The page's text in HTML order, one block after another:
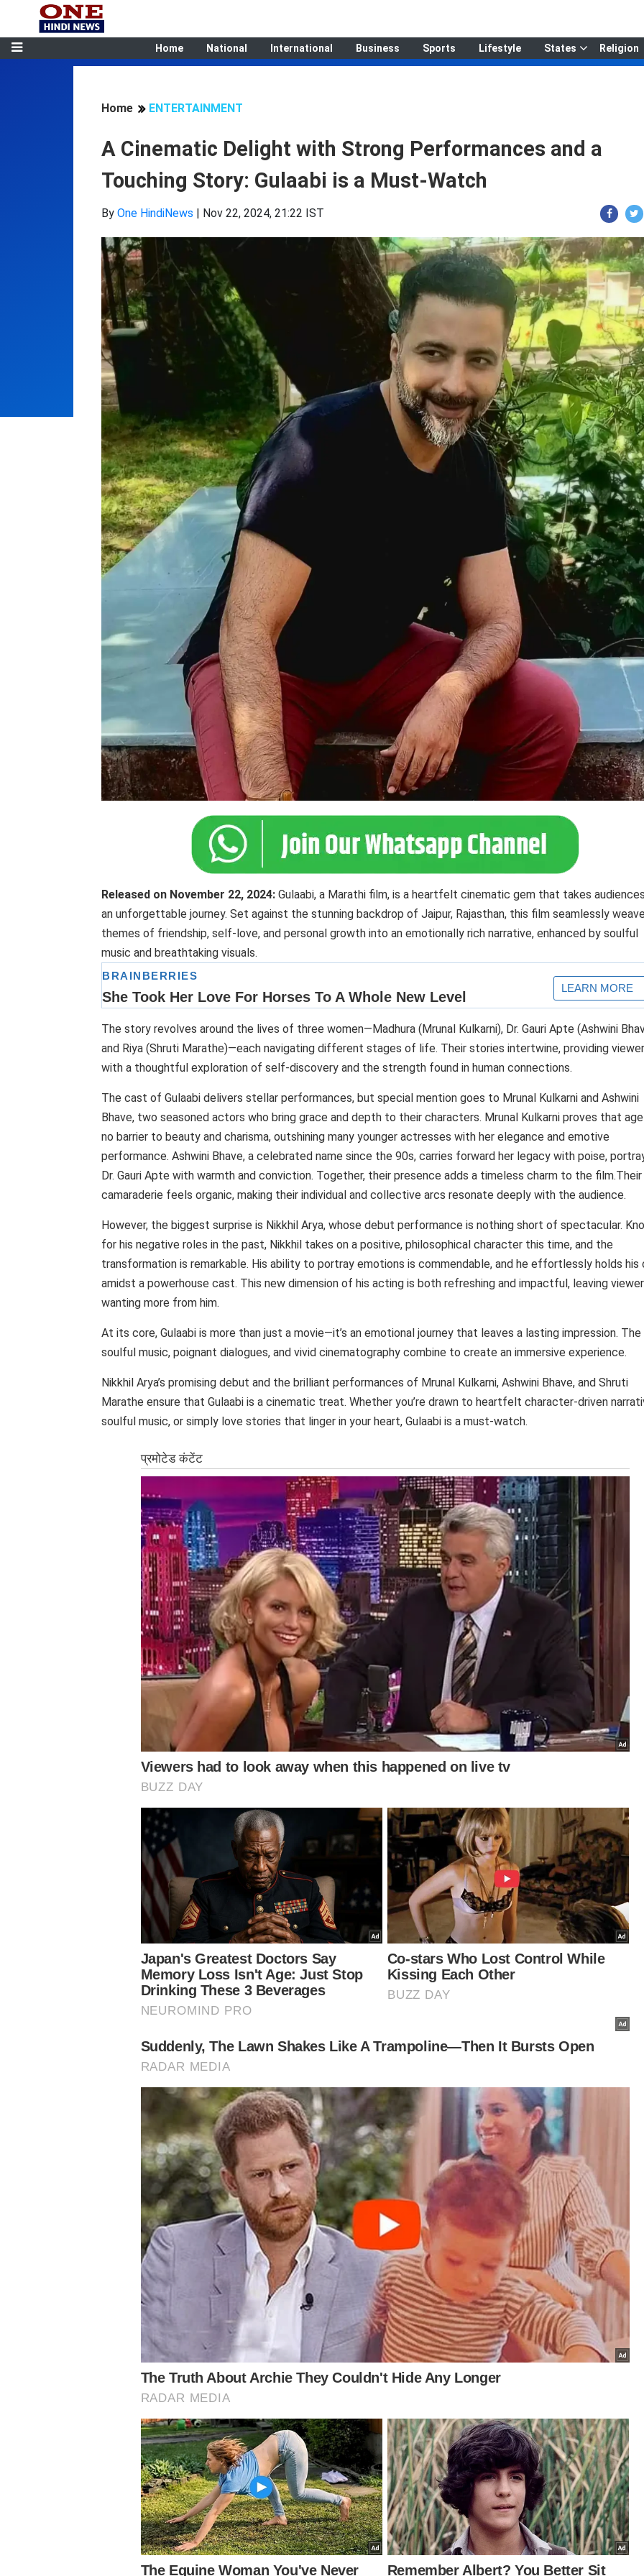
Home National International Business Sports Lifestyle States Religion
Home ENTERTAINMENT
A Cinematic Delight with Strong Performances and a
Touching Story: Gulaabi is a Must-Watch
By One HindiNews | Nov 22, 2024, 21:22 IST
Released on November 22, 2024: Gulaabi, a Marathi film, is a heartfelt cinematic gem that takes
an unforgettable journey. Set against the stunning backdrop of Jaipur, Rajasthan, this film seamlessly
themes of friendship, self-love, and personal growth into an emotionally rich narrative, enhanced by soulful
music and breathtaking visuals.
The story revolves around the lives of three women—Madhura (Mrunal Kulkarni), Dr. Gauri Apte (Ashwini
and Riya (Shruti Marathe)—each navigating different stages of life. Their stories intertwine, providing
with a thoughtful exploration of self-discovery and the strength found in human connections.
The cast of Gulaabi delivers stellar performances, but special mention goes to Mrunal Kulkarni and Ashwini
Bhave, two seasoned actors who bring grace and depth to their characters. Mrunal Kulkarni proves that
no barrier to beauty and charisma, outshining many younger actresses with her elegance and emotive
performance. Ashwini Bhave, a celebrated name since the 90s, carries forward her legacy with poise,
Dr. Gauri Apte with warmth and conviction. Together, their presence adds a timeless charm to the film.Their
camaraderie feels organic, making their individual and collective arcs resonate deeply with the audience.
However, the biggest surprise is Nikkhil Arya, whose debut performance is nothing short of spectacular.
for his negative roles in the past, Nikkhil takes on a positive, philosophical character this time, and the
transformation is remarkable. His ability to portray emotions is commendable, and he effortlessly holds his
amidst a powerhouse cast. This new dimension of his acting is both refreshing and impactful, leaving
wanting more from him.
At its core, Gulaabi is more than just a movie—it’s an emotional journey that leaves a lasting impression. The
soulful music, poignant dialogues, and vivid cinematography combine to create an immersive experience.
Nikkhil Arya’s promising debut and the brilliant performances of Mrunal Kulkarni, Ashwini Bhave, and Shruti
Marathe ensure that Gulaabi is a cinematic treat. Whether you’re drawn to heartfelt character-driven
soulful music, or simply love stories that linger in your heart, Gulaabi is a must-watch.